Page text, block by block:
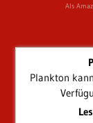
Als
Plankton